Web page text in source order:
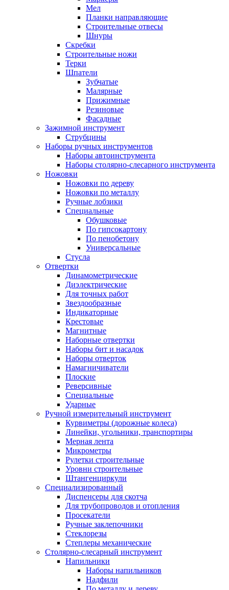
Мел
Планки направляющие
Строительные отвесы
Шнуры
Скребки
Строительные ножи
Терки
Шпатели
Зубчатые
Малярные
Прижимные
Резиновые
Фасадные
Зажимной инструмент
Струбцины
Наборы ручных инструментов
Наборы автоинструмента
Наборы столярно-слесарного инструмента
Ножовки
Ножовки по дереву
Ножовки по металлу
Ручные лобзики
Специальные
Обушковые
По гипсокартону
По пенобетону
Универсальные
Стусла
Отвертки
Динамометрические
Диэлектрические
Для точных работ
Звездообразные
Индикаторные
Крестовые
Магнитные
Наборные отвертки
Наборы бит и насадок
Наборы отверток
Намагничиватели
Плоские
Реверсивные
Специальные
Ударные
Ручной измерительный инструмент
Курвиметры (дорожные колеса)
Линейки, угольники, транспортиры
Мерная лента
Микрометры
Рулетки строительные
Уровни строительные
Штангенциркули
Специализированный
Диспенсеры для скотча
Для трубопроводов и отопления
Просекатели
Ручные заклепочники
Стеклорезы
Степлеры механические
Столярно-слесарный инструмент
Напильники
Наборы напильников
Надфили